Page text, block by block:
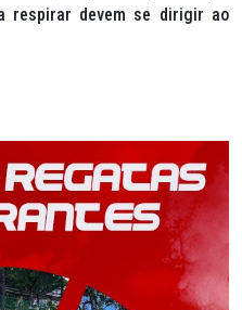
respirar devem se dirigir ao